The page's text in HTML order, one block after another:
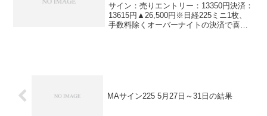
サイン：売りエントリー：13350円決済：
13615円▲26,500円※日経225ミニ1枚、
手数料除くオーバーナイトの決済で喜ん
MAサイン225 5月27日～31日の結果